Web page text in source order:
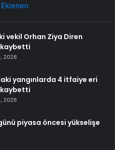
vekil Orhan Ziya Diren
kaybetti
2026
yangınlarda 4 itfaiye eri
kaybetti
2026
piyasa öncesi yükselişe